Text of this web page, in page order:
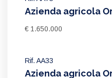
Azienda agricola
€ 1.650.000
Rif. AA33
Azienda agricola